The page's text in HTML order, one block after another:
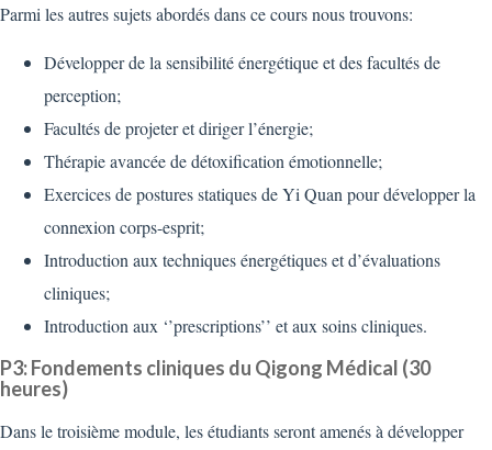
Parmi les autres sujets abordés dans ce cours nous trouvons:
Développer de la sensibilité énergétique et des facultés de
perception;
Facultés de projeter et diriger l’énergie;
Thérapie avancée de détoxification émotionnelle;
Exercices de postures statiques de Yi Quan pour développer la
connexion corps-esprit;
Introduction aux techniques énergétiques et d’évaluations
cliniques;
Introduction aux ‘’prescriptions’’ et aux soins cliniques.
P3: Fondements cliniques du Qigong Médical (30
heures)
Dans le troisième module, les étudiants seront amenés à développer